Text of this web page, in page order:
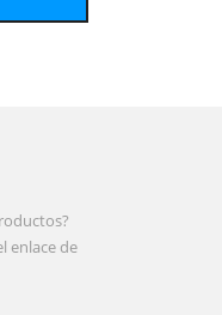
enlace de